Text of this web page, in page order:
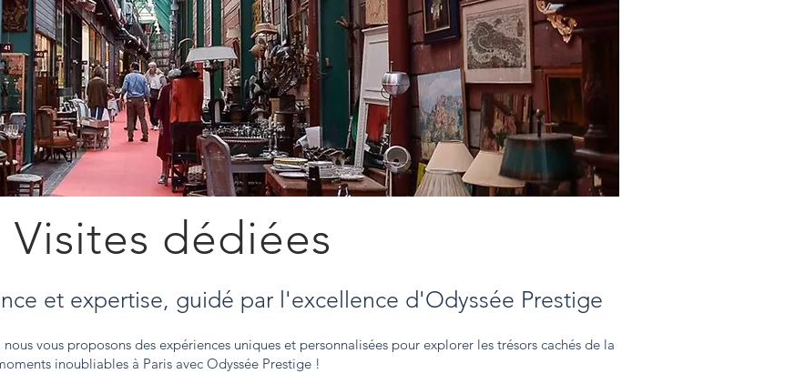
Visites dédiées
et expertise, guidé par l'excellence d'Odyssée Prestige
vous proposons des expériences uniques et personnalisées pour explorer les trésors cachés de la
inoubliables à Paris avec Odyssée Prestige !